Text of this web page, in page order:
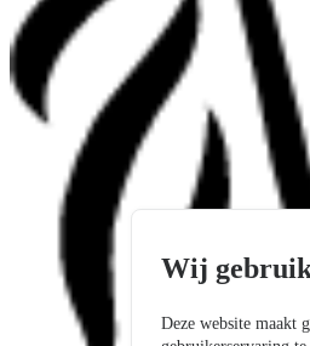
Wij
Deze website maakt